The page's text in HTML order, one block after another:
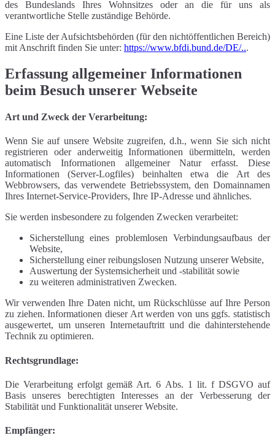
des Bundeslands Ihres Wohnsitzes oder an die für uns als
verantwortliche Stelle zuständige Behörde.
Eine Liste der Aufsichtsbehörden (für den nichtöffentlichen Bereich)
mit Anschrift finden Sie unter: https://www.bfdi.bund.de/DE/...
Erfassung allgemeiner Informationen
beim Besuch unserer Webseite
Art und Zweck der Verarbeitung:
Wenn Sie auf unsere Website zugreifen, d.h., wenn Sie sich nicht
registrieren oder anderweitig Informationen übermitteln, werden
automatisch Informationen allgemeiner Natur erfasst. Diese
Informationen (Server-Logfiles) beinhalten etwa die Art des
Webbrowsers, das verwendete Betriebssystem, den Domainnamen
Ihres Internet-Service-Providers, Ihre IP-Adresse und ähnliches.
Sie werden insbesondere zu folgenden Zwecken verarbeitet:
Sicherstellung eines problemlosen Verbindungsaufbaus der
Website,
Sicherstellung einer reibungslosen Nutzung unserer Website,
Auswertung der Systemsicherheit und -stabilität sowie
zu weiteren administrativen Zwecken.
Wir verwenden Ihre Daten nicht, um Rückschlüsse auf Ihre Person
zu ziehen. Informationen dieser Art werden von uns ggfs. statistisch
ausgewertet, um unseren Internetauftritt und die dahinterstehende
Technik zu optimieren.
Rechtsgrundlage:
Die Verarbeitung erfolgt gemäß Art. 6 Abs. 1 lit. f DSGVO auf
Basis unseres berechtigten Interesses an der Verbesserung der
Stabilität und Funktionalität unserer Website.
Empfänger: